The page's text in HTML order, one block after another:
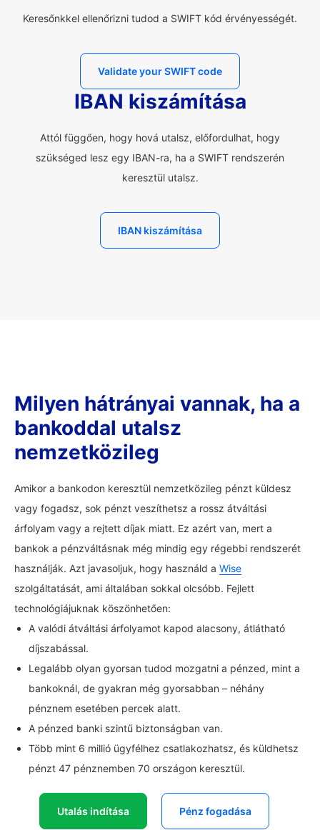
Keresőnkkel ellenőrizni tudod a SWIFT kód érvényességét.
Validate your SWIFT code
IBAN kiszámítása
Attól függően, hogy hová utalsz, előfordulhat, hogy
szükséged lesz egy IBAN-ra, ha a SWIFT rendszerén
keresztül utalsz.
IBAN kiszámítása
Milyen hátrányai vannak, ha a
bankoddal utalsz
nemzetközileg
Amikor a bankodon keresztül nemzetközileg pénzt küldesz
vagy fogadsz, sok pénzt veszíthetsz a rossz átváltási
árfolyam vagy a rejtett díjak miatt. Ez azért van, mert a
bankok a pénzváltásnak még mindig egy régebbi rendszerét
használják. Azt javasoljuk, hogy használd a Wise
szolgáltatását, ami általában sokkal olcsóbb. Fejlett
technológiájuknak köszönhetően:
A valódi átváltási árfolyamot kapod alacsony, átlátható
díjszabással.
Legalább olyan gyorsan tudod mozgatni a pénzed, mint a
bankoknál, de gyakran még gyorsabban – néhány
pénznem esetében percek alatt.
A pénzed banki szintű biztonságban van.
Több mint 6 millió ügyfélhez csatlakozhatsz, és küldhetsz
pénzt 47 pénznemben 70 országon keresztül.
Utalás indítása Pénz fogadása